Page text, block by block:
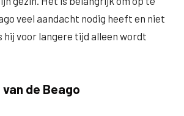
veel aandacht nodig heeft en niet
voor langere tijd alleen wordt
de Beago